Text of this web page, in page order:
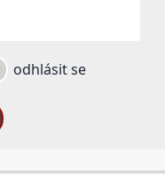
odhlásit se